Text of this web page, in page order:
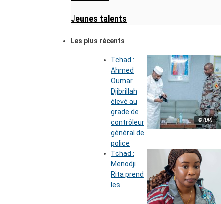
Jeunes talents
Les plus récents
© (DR)
Tchad :
Ahmed
Oumar
Djibrillah
élevé au
grade de
contrôleur
général de
police
Tchad :
Menodji
Rita prend
les